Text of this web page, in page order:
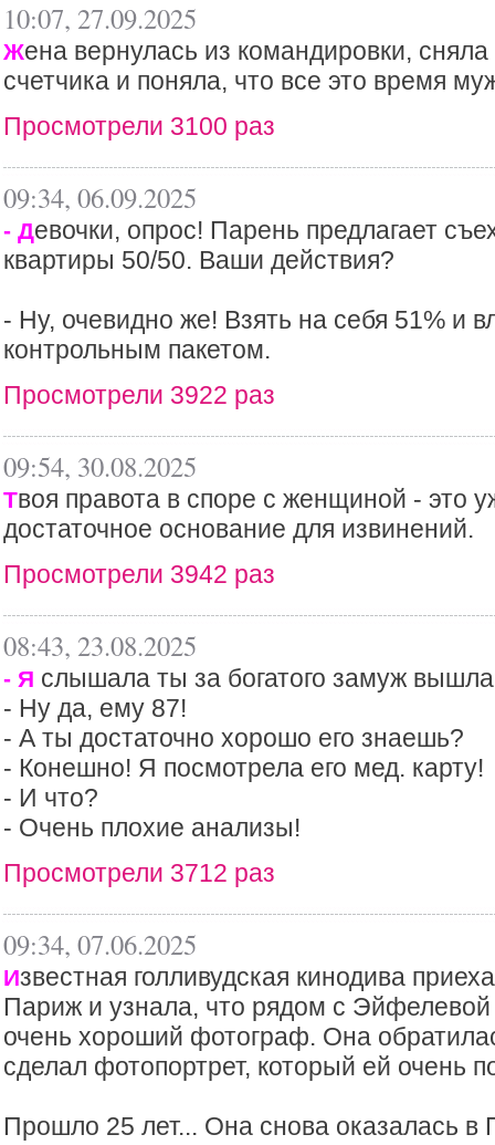
10:07, 27.09.2025
Жена вернулась из командировки, сняла
счетчика и поняла, что все это время
Просмотрели 3100 раз
09:34, 06.09.2025
- Девочки, опрос! Парень предлагает
квартиры 50/50. Ваши действия?
- Ну, очевидно же! Взять на себя 51% и
контрольным пакетом.
Просмотрели 3922 раз
09:54, 30.08.2025
Твоя правота в споре с женщиной - это
достаточное основание для извинений.
Просмотрели 3942 раз
08:43, 23.08.2025
- Я слышала ты за богатого замуж
- Ну да, ему 87!
- А ты достаточно хорошо его знаешь?
- Конешно! Я посмотрела его мед. карту!
- И что?
- Очень плохие анализы!
Просмотрели 3712 раз
09:34, 07.06.2025
Известная голливудская кинодива
Париж и узнала, что рядом с
очень хороший фотограф. Она
сделал фотопортрет, который ей очень
Прошло 25 лет... Она снова оказалась в